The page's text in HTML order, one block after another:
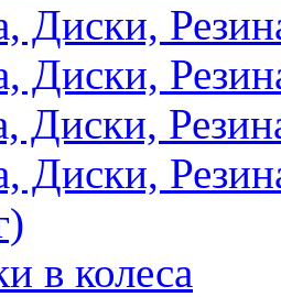
Диски,
Диски,
Диски,
Диски,
в колеса